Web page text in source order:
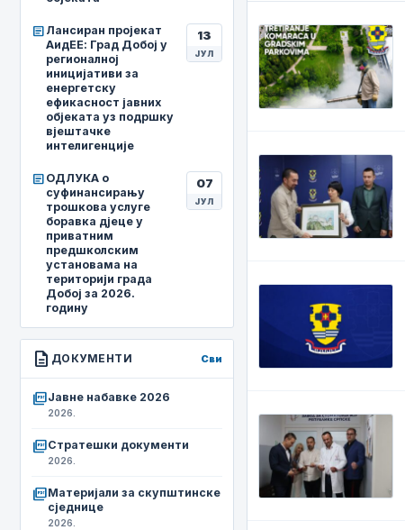
article Лансиран пројекат
АидЕЕ: Град Добој у
регионалној
иницијативи за
енергетску
ефикасност јавних
објеката уз подршку
вјештачке
интелигенције
13
ЈУЛ
article ОДЛУКА о
суфинансирању
трошкова услуге
боравка дјеце у
приватним
предшколским
установама на
територији града
Добој за 2026.
годину
07
ЈУЛ
description ДОКУМЕНТИ Сви
picture_as_pdfЈавне набавке 2026
2026.
picture_as_pdfСтратешки документи
2026.
picture_as_pdfМатеријали за скупштинске
сједнице
2026.